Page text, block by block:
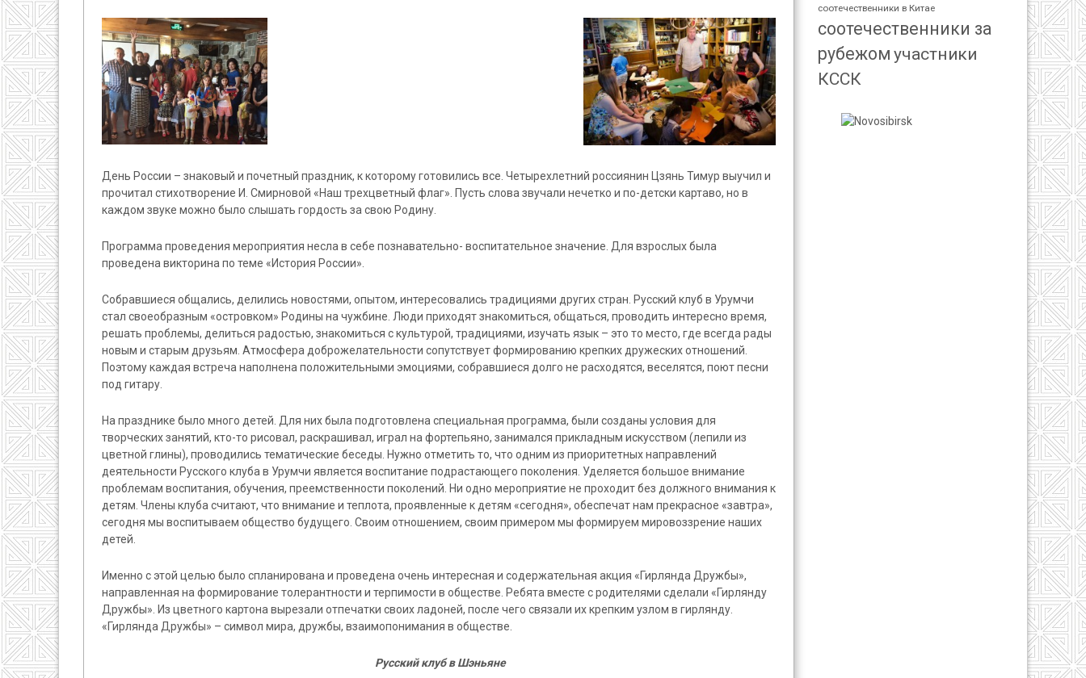
День России – знаковый и почетный праздник, к которому готовились все. Четырехлетний россиянин Цзянь Тимур выучил и
прочитал стихотворение И. Смирновой «Наш трехцветный флаг». Пусть слова звучали нечетко и по-детски картаво, но в
каждом звуке можно было слышать гордость за свою Родину.
Программа проведения мероприятия несла в себе познавательно- воспитательное значение. Для взрослых была
проведена викторина по теме «История России».
Собравшиеся общались, делились новостями, опытом, интересовались традициями других стран. Русский клуб в Урумчи
стал своеобразным «островком» Родины на чужбине. Люди приходят знакомиться, общаться, проводить интересно время,
решать проблемы, делиться радостью, знакомиться с культурой, традициями, изучать язык – это то место, где всегда рады
новым и старым друзьям. Атмосфера доброжелательности сопутствует формированию крепких дружеских отношений.
Поэтому каждая встреча наполнена положительными эмоциями, собравшиеся долго не расходятся, веселятся, поют песни
под гитару.
На празднике было много детей. Для них была подготовлена специальная программа, были созданы условия для
творческих занятий, кто-то рисовал, раскрашивал, играл на фортепьяно, занимался прикладным искусством (лепили из
цветной глины), проводились тематические беседы. Нужно отметить то, что одним из приоритетных направлений
деятельности Русского клуба в Урумчи является воспитание подрастающего поколения. Уделяется большое внимание
проблемам воспитания, обучения, преемственности поколений. Ни одно мероприятие не проходит без должного внимания к
детям. Члены клуба считают, что внимание и теплота, проявленные к детям «сегодня», обеспечат нам прекрасное «завтра»,
сегодня мы воспитываем общество будущего. Своим отношением, своим примером мы формируем мировоззрение наших
детей.
Именно с этой целью было спланирована и проведена очень интересная и содержательная акция «Гирлянда Дружбы»,
направленная на формирование толерантности и терпимости в обществе. Ребята вместе с родителями сделали «Гирлянду
Дружбы». Из цветного картона вырезали отпечатки своих ладоней, после чего связали их крепким узлом в гирлянду.
«Гирлянда Дружбы» – символ мира, дружбы, взаимопонимания в обществе.
Русский клуб в Шэньяне
соотечественники в Китае
соотечественники за
рубежом участники
КССК